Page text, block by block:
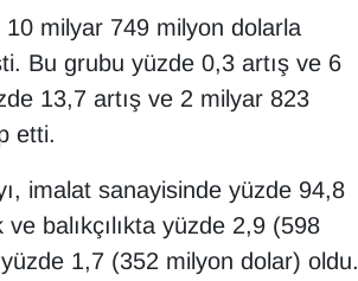
milyar 749 milyon dolarla
Bu grubu yüzde 0,3 artış ve 6
13,7 artış ve 2 milyar 823
etti.
imalat sanayisinde yüzde 94,8
balıkçılıkta yüzde 2,9 (598
1,7 (352 milyon dolar) oldu.